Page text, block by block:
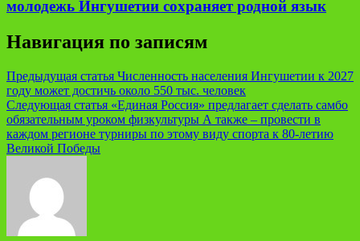
молодежь Ингушетии сохраняет родной язык
Навигация по записям
Предыдущая статья Численность населения Ингушетии к 2027
году может достичь около 550 тыс. человек
Следующая статья «Единая Россия» предлагает сделать самбо
обязательным уроком физкультуры А также – провести в
каждом регионе турниры по этому виду спорта к 80-летию
Великой Победы